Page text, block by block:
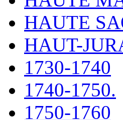
HAUTE
HAUT-
1730-1740
1740-1750.
1750-1760